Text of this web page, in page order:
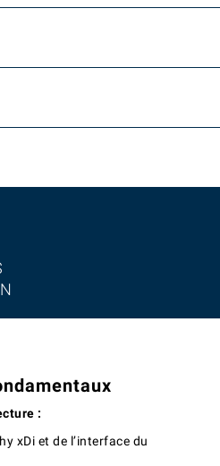
:
xDi et de l’interface du